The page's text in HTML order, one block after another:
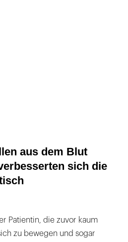
aus dem Blut
sich die
Patientin, die zuvor kaum
zu bewegen und sogar